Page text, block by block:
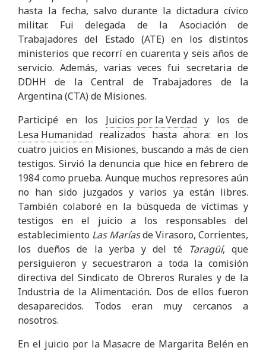
hasta la fecha, salvo durante la dictadura cívico
militar. Fui delegada de la Asociación de
Trabajadores del Estado (ATE) en los distintos
ministerios que recorrí en cuarenta y seis años de
servicio. Además, varias veces fui secretaria de
DDHH de la Central de Trabajadores de la
Argentina (CTA) de Misiones.
Participé en los Juicios por la Verdady los de
Lesa Humanidad realizados hasta ahora: en los
cuatro juicios en Misiones, buscando a más de cien
testigos. Sirvió la denuncia que hice en febrero de
1984 como prueba. Aunque muchos represores aún
no han sido juzgados y varios ya están libres.
También colaboré en la búsqueda de víctimas y
testigos en el juicio a los responsables del
establecimiento Las Maríasde Virasoro, Corrientes,
los dueños de la yerba y del té Taragüí, que
persiguieron y secuestraron a toda la comisión
directiva del Sindicato de Obreros Rurales y de la
Industria de la Alimentación. Dos de ellos fueron
desaparecidos. Todos eran muy cercanos a
nosotros.
En el juicio por la Masacre de Margarita Belén en